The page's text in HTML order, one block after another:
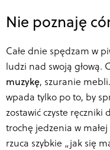
Nie poznaję
Całe dnie spędzam w
ludzi nad swoją głową.
muzykę, szuranie
wpada tylko po to, by
zostawić czyste ręczniki
trochę jedzenia w
rzuca szybkie „jak się